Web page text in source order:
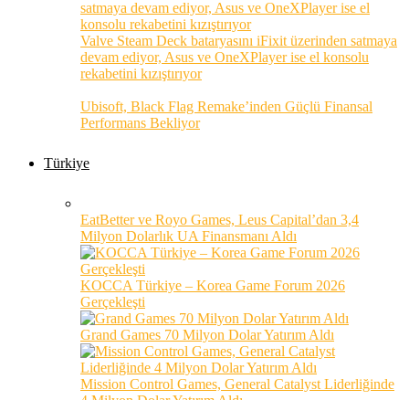
Valve Steam Deck bataryasını iFixit üzerinden satmaya
devam ediyor, Asus ve OneXPlayer ise el konsolu
rekabetini kızıştırıyor
Ubisoft, Black Flag Remake’inden Güçlü Finansal
Performans Bekliyor
Türkiye
EatBetter ve Royo Games, Leus Capital’dan 3,4
Milyon Dolarlık UA Finansmanı Aldı
KOCCA Türkiye – Korea Game Forum 2026
Gerçekleşti
Grand Games 70 Milyon Dolar Yatırım Aldı
Mission Control Games, General Catalyst Liderliğinde